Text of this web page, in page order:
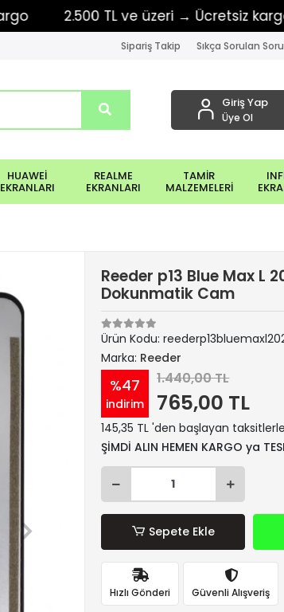
2.500 TL ve üzeri → Ücretsiz kargo
Sipariş Takip Sıkça Sorulan
Giriş Yap
Üye Ol
HUAWEİ
EKRANLARI
REALME
EKRANLARI
TAMİR
MALZEMELERİ
Reeder p13 Blue Max L
Dokunmatik Cam
Ürün Kodu:
Marka: Reeder
%47
indirim
1.440,00 TL
765,00 TL
145,35 TL 'den başlayan taksitlerle
ŞİMDİ ALIN HEMEN KARGO ya
Sepete Ekle
Hızlı Gönderi Güvenli Alışveriş